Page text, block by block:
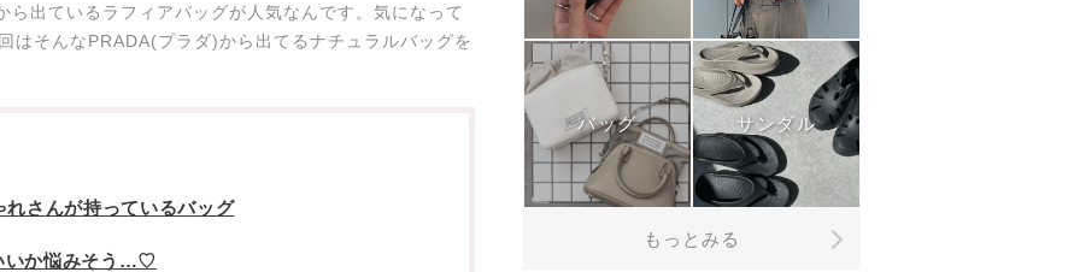
出ているラフィアバッグが人気なんです。気になって
はそんなPRADA(プラダ)から出てるナチュラルバッグを
さんが持っているバッグ
いか悩みそう…♡
バッグ サンダル
もっとみる